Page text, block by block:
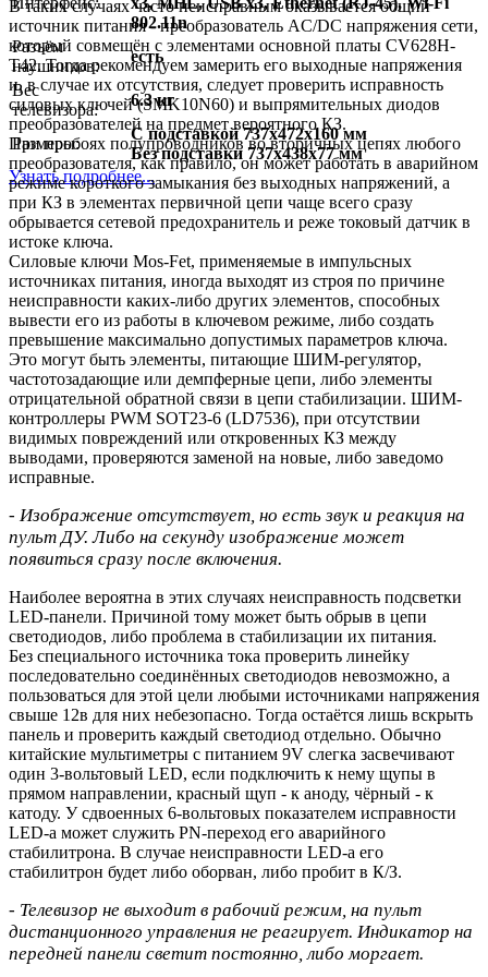
802.11n
Разъём
наушников:
есть
Вес
телевизора:
6.3 кг
Размеры:
C подставкой 737x472x160 мм
Без подставки 737x438x77 мм
Узнать подробнее...
В таких случаях часто неисправным оказывается общий
источник питания - преобразователь AC/DC напряжения сети,
который совмещён с элементами основной платы CV628H-
T42. Тогда рекомендуем замерить его выходные напряжения
и, в случае их отсутствия, следует проверить исправность
силовых ключей (SMK10N60) и выпрямительных диодов
преобразователей на предмет вероятного КЗ.
При пробоях полупроводников во вторичных цепях любого
преобразователя, как правило, он может работать в аварийном
режиме короткого замыкания без выходных напряжений, а
при КЗ в элементах первичной цепи чаще всего сразу
обрывается сетевой предохранитель и реже токовый датчик в
истоке ключа.
Силовые ключи Mos-Fet, применяемые в импульсных
источниках питания, иногда выходят из строя по причине
неисправности каких-либо других элементов, способных
вывести его из работы в ключевом режиме, либо создать
превышение максимально допустимых параметров ключа.
Это могут быть элементы, питающие ШИМ-регулятор,
частотозадающие или демпферные цепи, либо элементы
отрицательной обратной связи в цепи стабилизации. ШИМ-
контроллеры PWM SOT23-6 (LD7536), при отсутствии
видимых повреждений или откровенных КЗ между
выводами, проверяются заменой на новые, либо заведомо
исправные.
- Изображение отсутствует, но есть звук и реакция на
пульт ДУ. Либо на секунду изображение может
появиться сразу после включения.
Наиболее вероятна в этих случаях неисправность подсветки
LED-панели. Причиной тому может быть обрыв в цепи
светодиодов, либо проблема в стабилизации их питания.
Без специального источника тока проверить линейку
последовательно соединённых светодиодов невозможно, а
пользоваться для этой цели любыми источниками напряжения
свыше 12в для них небезопасно. Тогда остаётся лишь вскрыть
панель и проверить каждый светодиод отдельно. Обычно
китайские мультиметры с питанием 9V слегка засвечивают
один 3-вольтовый LED, если подключить к нему щупы в
прямом направлении, красный щуп - к аноду, чёрный - к
катоду. У сдвоенных 6-вольтовых показателем исправности
LED-а может служить PN-переход его аварийного
стабилитрона. В случае неисправности LED-а его
стабилитрон будет либо оборван, либо пробит в К/З.
- Телевизор не выходит в рабочий режим, на пульт
дистанционного управления не реагирует. Индикатор на
передней панели светит постоянно, либо моргает.